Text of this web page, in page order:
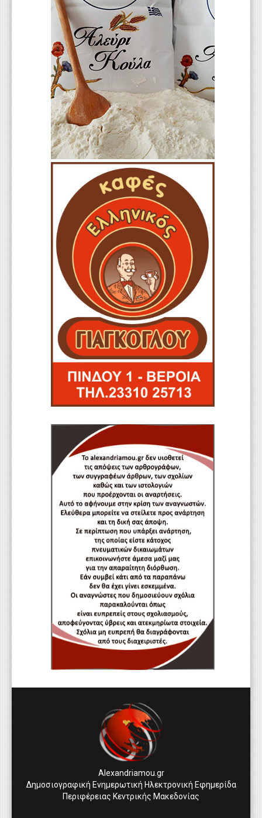
Alexandriamou.gr
Δημοσιογραφική Ενημερωτική Ηλεκτρονική Εφημερίδα
Περιφέρειας Κεντρικής Μακεδονίας